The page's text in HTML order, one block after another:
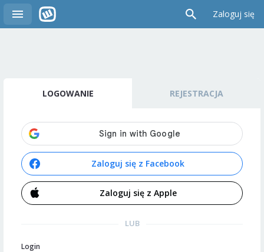
Zaloguj się
LOGOWANIE REJESTRACJA
Zaloguj się z Facebook
Zaloguj się z Apple
LUB
Login